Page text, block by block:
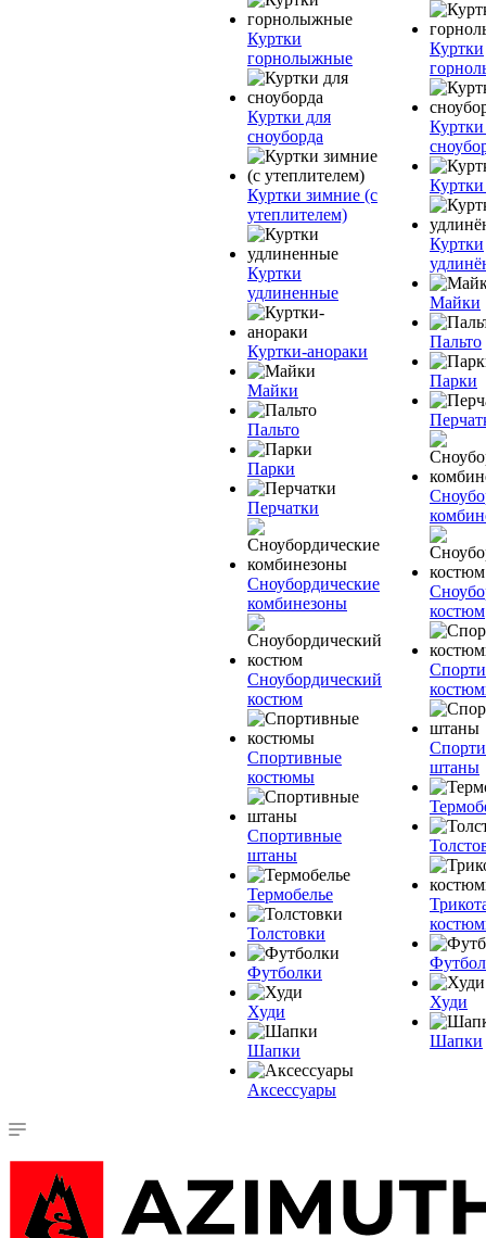
Куртки
горнолыжные
Куртки для
сноуборда
Куртки зимние (с
утеплителем)
Куртки
удлиненные
Куртки-анораки
Майки
Пальто
Парки
Перчатки
Сноубордические
комбинезоны
Сноубордический
костюм
Спортивные
костюмы
Спортивные
штаны
Термобелье
Толстовки
Футболки
Худи
Шапки
Аксессуары
Куртки
Куртки
Куртки
Майки
Пальто
Парки
костюм
штаны
Худи
Шапки